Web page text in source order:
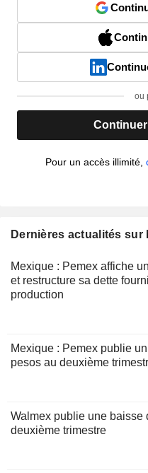
ou
Continuer
Pour un accès illimité,
Dernières actualités sur
Mexique : Pemex affiche
et restructure sa dette
production
Mexique : Pemex publie
pesos au deuxième
Walmex publie une baisse
deuxième trimestre